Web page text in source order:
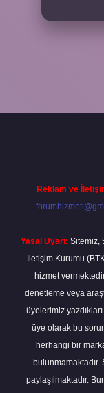
Reklam ve
Yasal Uyarı: Sitemiz,
İletişim Kurumu
hizmet
denetleme veya
üyelerimiz
üye olarak bu
herhangi bir
bulunmamaktadır.
paylaşılmaktadır.